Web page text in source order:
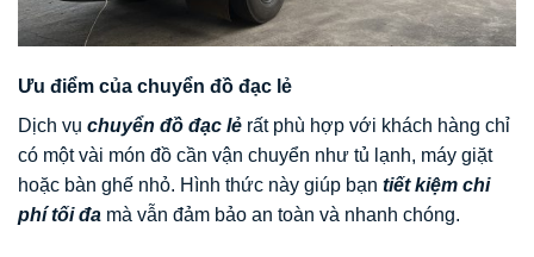
Ưu điểm của chuyển đồ đạc lẻ
Dịch vụ chuyển đồ đạc lẻ rất phù hợp với khách hàng chỉ
có một vài món đồ cần vận chuyển như tủ lạnh, máy giặt
hoặc bàn ghế nhỏ. Hình thức này giúp bạn tiết kiệm chi
phí tối đa mà vẫn đảm bảo an toàn và nhanh chóng.